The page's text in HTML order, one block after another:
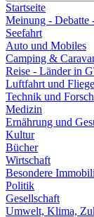
Startseite
Meinung - Debatte
Seefahrt
Auto und Mobiles
Camping &
Reise - Länder in
Luftfahrt und
Technik und
Medizin
Ernährung und
Kultur
Bücher
Wirtschaft
Besondere
Politik
Gesellschaft
Umwelt, Klima,